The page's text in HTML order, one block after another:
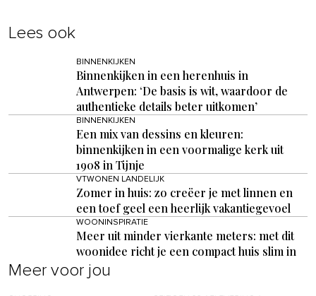
Lees ook
BINNENKIJKEN
Binnenkijken in een herenhuis in
Antwerpen: ‘De basis is wit, waardoor de
authentieke details beter uitkomen’
BINNENKIJKEN
Een mix van dessins en kleuren:
binnenkijken in een voormalige kerk uit
1908 in Tijnje
VTWONEN LANDELIJK
Zomer in huis: zo creëer je met linnen en
een toef geel een heerlijk vakantiegevoel
WOONINSPIRATIE
Meer uit minder vierkante meters: met dit
woonidee richt je een compact huis slim in
Meer voor jou